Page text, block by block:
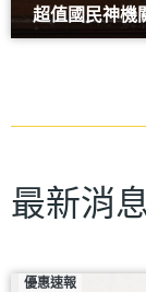
超值國民神機
最新消
優惠速報